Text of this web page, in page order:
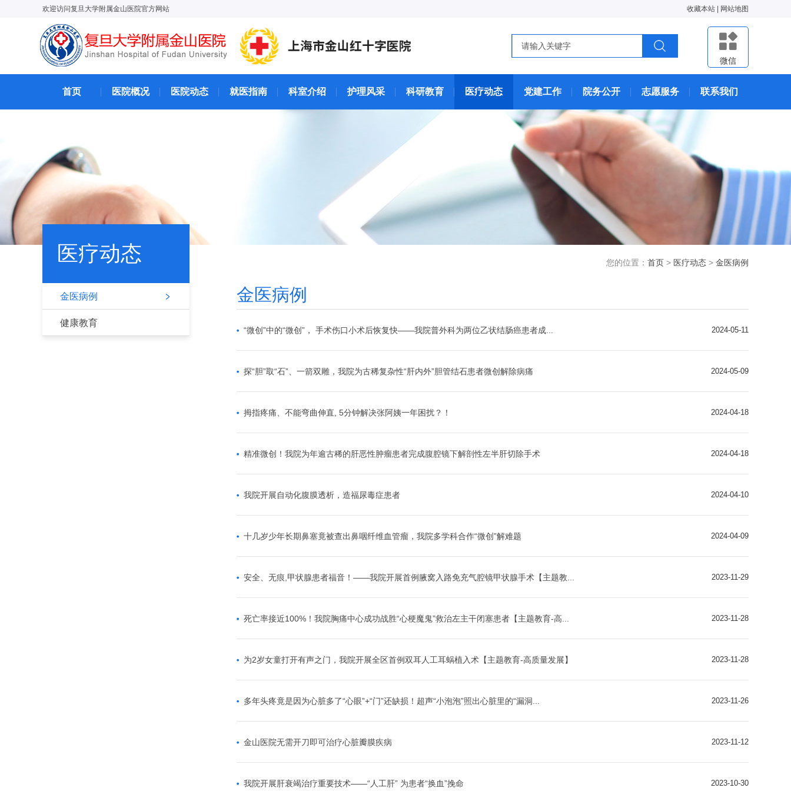
欢迎访问复旦大学附属金山医院官方网站 收藏本站 网站地图
微信
首页 医院概况 医院动态 就医指南 科室介绍 护理风采 科研教育 医疗动态 党建工作 院务公开 志愿服务 联系我们
医疗动态
金医病例
健康教育
您的位置： 首页 > 医疗动态 > 金医病例
金医病例
“微创”中的“微创”， 手术伤口小术后恢复快——我院普外科为两位乙状结肠癌患者成... 2024-05-11
探“胆”取“石”、一箭双雕，我院为古稀复杂性“肝内外”胆管结石患者微创解除病痛 2024-05-09
拇指疼痛、不能弯曲伸直, 5分钟解决张阿姨一年困扰？！ 2024-04-18
精准微创！我院为年逾古稀的肝恶性肿瘤患者完成腹腔镜下解剖性左半肝切除手术 2024-04-18
我院开展自动化腹膜透析，造福尿毒症患者 2024-04-10
十几岁少年长期鼻塞竟被查出鼻咽纤维血管瘤，我院多学科合作“微创”解难题 2024-04-09
安全、无痕,甲状腺患者福音！——我院开展首例腋窝入路免充气腔镜甲状腺手术【主题教... 2023-11-29
死亡率接近100%！我院胸痛中心成功战胜“心梗魔鬼”救治左主干闭塞患者【主题教育-高... 2023-11-28
为2岁女童打开有声之门，我院开展全区首例双耳人工耳蜗植入术【主题教育-高质量发展】 2023-11-28
多年头疼竟是因为心脏多了“心眼”+“门”还缺损！超声“小泡泡”照出心脏里的“漏洞... 2023-11-26
金山医院无需开刀即可治疗心脏瓣膜疾病 2023-11-12
我院开展肝衰竭治疗重要技术——“人工肝” 为患者“换血”挽命 2023-10-30